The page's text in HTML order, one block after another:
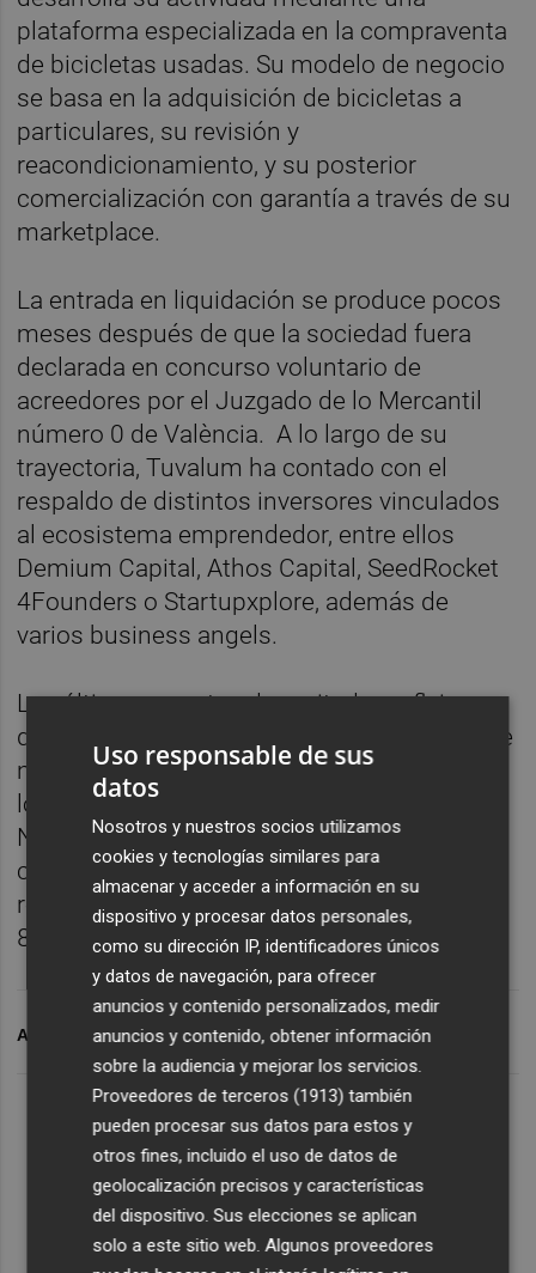
plataforma especializada en la compraventa
de bicicletas usadas. Su modelo de negocio
se basa en la adquisición de bicicletas a
particulares, su revisión y
reacondicionamiento, y su posterior
comercialización con garantía a través de su
marketplace.
La entrada en liquidación se produce pocos
meses después de que la sociedad fuera
declarada en concurso voluntario de
acreedores por el Juzgado de lo Mercantil
número 0 de València. A lo largo de su
trayectoria, Tuvalum ha contado con el
respaldo de distintos inversores vinculados
al ecosistema emprendedor, entre ellos
Demium Capital, Athos Capital, SeedRocket
4Founders o Startupxplore, además de
varios business angels.
Las últimas cuentas depositadas reflejan
que la empresa alcanzó en 2024 una cifra de
negocio de 4,26 millones de euros, frente a
los 3,99 millones registrados un año antes.
No obstante, la sociedad cerró el ejercicio
con unas pérdidas de 572.933 euros, si bien
redujo los números rojos respecto a los
896.908 euros contabilizados en 2023.
ARCHIVADO EN TUVALUM
Uso responsable de sus
datos
Nosotros y nuestros socios utilizamos
cookies y tecnologías similares para
almacenar y acceder a información en su
dispositivo y procesar datos personales,
como su dirección IP, identificadores únicos
y datos de navegación, para ofrecer
anuncios y contenido personalizados, medir
anuncios y contenido, obtener información
sobre la audiencia y mejorar los servicios.
Proveedores de terceros (1913) también
pueden procesar sus datos para estos y
otros fines, incluido el uso de datos de
geolocalización precisos y características
del dispositivo. Sus elecciones se aplican
solo a este sitio web. Algunos proveedores